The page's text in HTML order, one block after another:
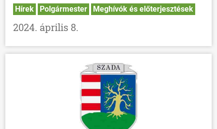
Hírek Polgármester Meghívók és előterjesztések
2024. április 8.